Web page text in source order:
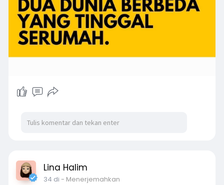
Lina Halim
34 di - Menerjemahkan